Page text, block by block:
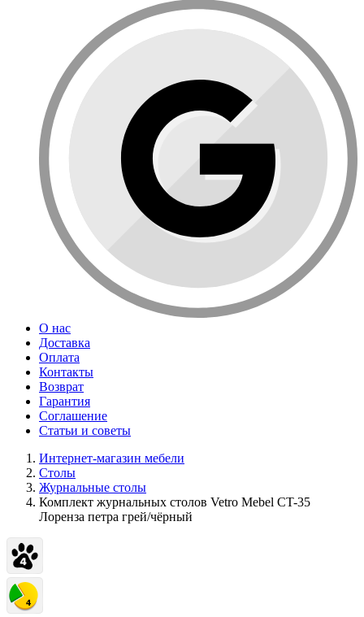
О нас
Доставка
Оплата
Контакты
Возврат
Гарантия
Соглашение
Статьи и советы
Интернет-магазин мебели
Столы
Журнальные столы
Комплект журнальных столов Vetro Mebel CT-35
Лоренза петра грей/чёрный